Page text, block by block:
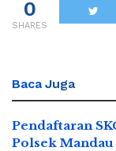
0
SHARES
Baca Juga
Pendaftaran
Polsek